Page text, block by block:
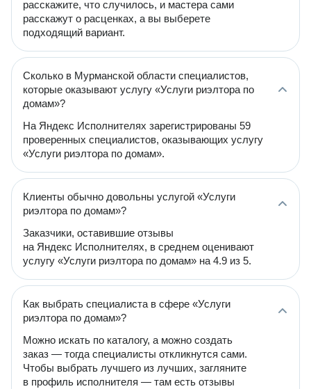
расскажите, что случилось, и мастера сами
расскажут о расценках, а вы выберете
подходящий вариант.
Сколько в Мурманской области специалистов,
которые оказывают услугу «Услуги риэлтора по
домам»?
На Яндекс Исполнителях зарегистрированы 59
проверенных специалистов, оказывающих услугу
«Услуги риэлтора по домам».
Клиенты обычно довольны услугой «Услуги
риэлтора по домам»?
Заказчики, оставившие отзывы
на Яндекс Исполнителях, в среднем оценивают
услугу «Услуги риэлтора по домам» на 4.9 из 5.
Как выбрать специалиста в сфере «Услуги
риэлтора по домам»?
Можно искать по каталогу, а можно создать
заказ — тогда специалисты откликнутся сами.
Чтобы выбрать лучшего из лучших, загляните
в профиль исполнителя — там есть отзывы